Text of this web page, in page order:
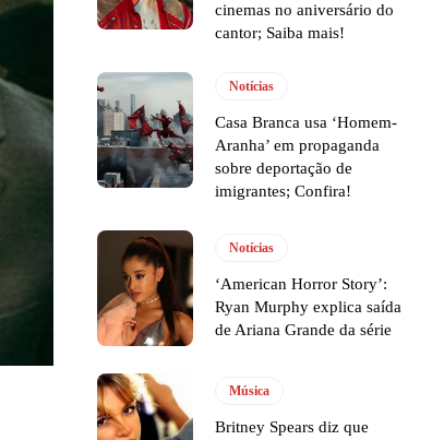
cinemas no aniversário do
cantor; Saiba mais!
Notícias
Casa Branca usa ‘Homem-
Aranha’ em propaganda
sobre deportação de
imigrantes; Confira!
Notícias
‘American Horror Story’:
Ryan Murphy explica saída
de Ariana Grande da série
Música
Britney Spears diz que